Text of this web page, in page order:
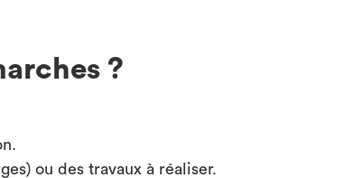
?
ou des travaux à réaliser.